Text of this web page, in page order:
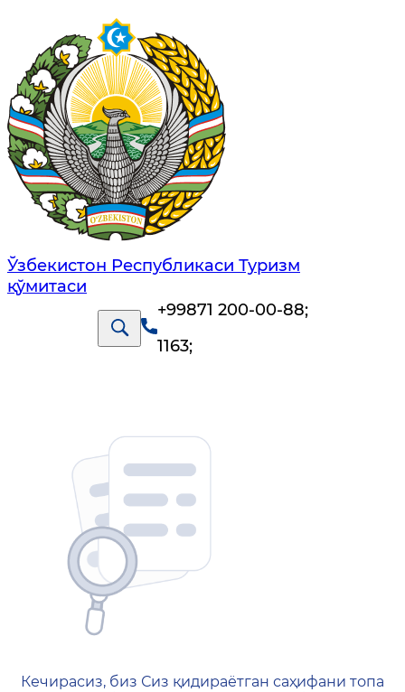
Ўзбекистон Республикаси Туризм
қўмитаси
+99871 200-00-88;
1163;
404 — Страница не
Кечирасиз, биз Сиз қидираётган саҳифани топа